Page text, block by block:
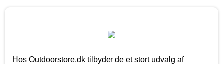
Hos Outdoorstore.dk tilbyder de et stort udvalg af